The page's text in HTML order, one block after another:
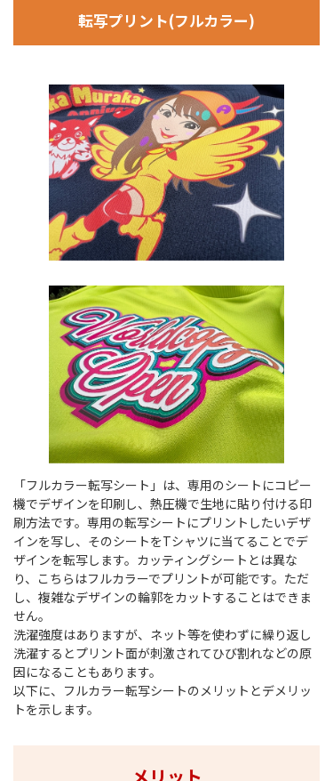
転写プリント(フルカラー)
「フルカラー転写シート」は、専用のシートにコピー
機でデザインを印刷し、熱圧機で生地に貼り付ける印
刷方法です。専用の転写シートにプリントしたいデザ
インを写し、そのシートをTシャツに当てることでデ
ザインを転写します。カッティングシートとは異な
り、こちらはフルカラーでプリントが可能です。ただ
し、複雑なデザインの輪郭をカットすることはできま
せん。
洗濯強度はありますが、ネット等を使わずに繰り返し
洗濯するとプリント面が刺激されてひび割れなどの原
因になることもあります。
以下に、フルカラー転写シートのメリットとデメリッ
トを示します。